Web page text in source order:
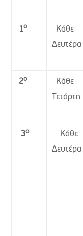
1ο
Κάθε
Δευτέρα
2ο
Κάθε
Τετάρτη
3ο
Κάθε
Δευτέρα